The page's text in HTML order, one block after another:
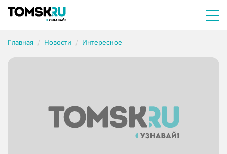
Главная Новости Интересное